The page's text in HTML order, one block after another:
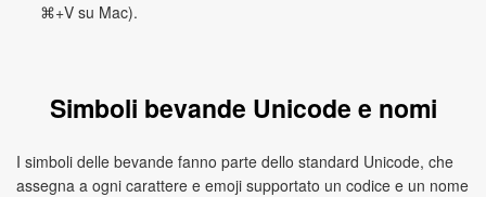
⌘+V su Mac).
Simboli bevande Unicode e nomi
I simboli delle bevande fanno parte dello standard Unicode, che
assegna a ogni carattere e emoji supportato un codice e un nome